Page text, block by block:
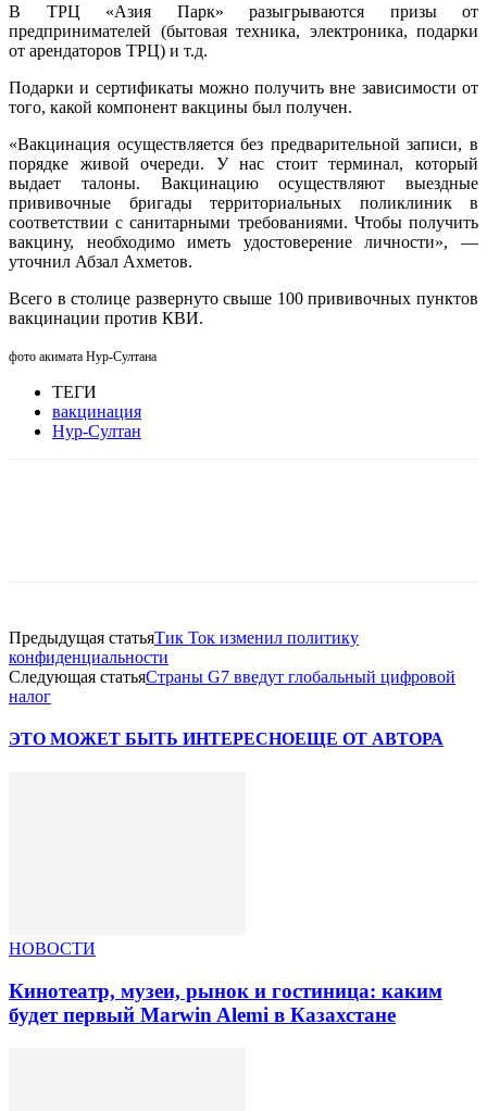
В ТРЦ «Азия Парк» разыгрываются призы от
предпринимателей (бытовая техника, электроника, подарки
от арендаторов ТРЦ) и т.д.
Подарки и сертификаты можно получить вне зависимости от
того, какой компонент вакцины был получен.
«Вакцинация осуществляется без предварительной записи, в
порядке живой очереди. У нас стоит терминал, который
выдает талоны. Вакцинацию осуществляют выездные
прививочные бригады территориальных поликлиник в
соответствии с санитарными требованиями. Чтобы получить
вакцину, необходимо иметь удостоверение личности», —
уточнил Абзал Ахметов.
Всего в столице развернуто свыше 100 прививочных пунктов
вакцинации против КВИ.
фото акимата Нур-Султана
ТЕГИ
вакцинация
Нур-Султан
Предыдущая статьяТик Ток изменил политику
конфиденциальности
Следующая статьяСтраны G7 введут глобальный цифровой
налог
ЭТО МОЖЕТ БЫТЬ ИНТЕРЕСНОЕЩЕ ОТ АВТОРА
НОВОСТИ
Кинотеатр, музеи, рынок и гостиница: каким
будет первый Marwin Alemi в Казахстане